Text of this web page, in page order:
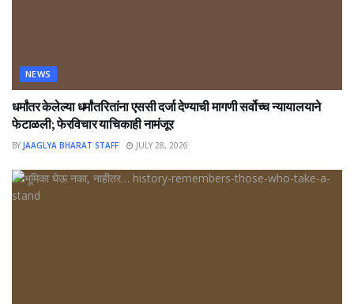
NEWS
धर्मांतर केलेल्या धर्मांतरितांना एससी दर्जा देण्याची मागणी सर्वोच्च न्यायालयाने
फेटाळली; फेरविचार याचिकाही नामंजूर
BY JAAGLYA BHARAT STAFF JULY 28, 2026